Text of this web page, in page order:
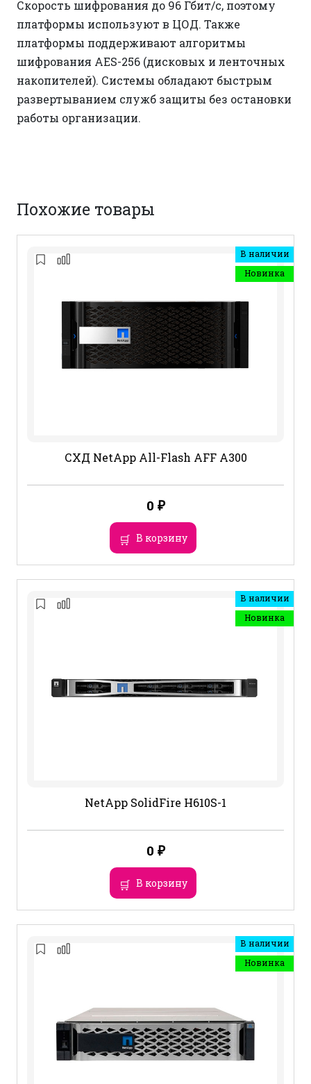
Скорость шифрования до 96 Гбит/с, поэтому
платформы используют в ЦОД. Также
платформы поддерживают алгоритмы
шифрования AES-256 (дисковых и ленточных
накопителей). Системы обладают быстрым
развертыванием служб защиты без остановки
работы организации.
Похожие товары
В наличии
Новинка
СХД NetApp All-Flash AFF A300
0 ₽
В корзину
В наличии
Новинка
NetApp SolidFire H610S-1
0 ₽
В корзину
В наличии
Новинка